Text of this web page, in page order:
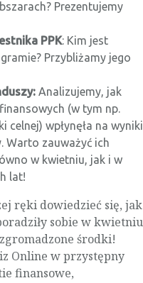
Prezentujemy
PPK: Kim jest
Przybliżamy jego
Analizujemy, jak
(w tym np.
wpłynęła na wyniki
Warto zauważyć ich
w kwietniu, jak i w
lat!
ręki dowiedzieć się, jak
sobie w kwietniu
środki!
Online w przystępny
finansowe,